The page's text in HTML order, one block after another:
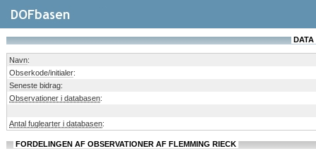
DATA
Navn:
Obserkode/initialer:
Seneste bidrag:
Observationer i databasen:
Antal fuglearter i databasen:
FORDELINGEN AF OBSERVATIONER AF FLEMMING RIECK